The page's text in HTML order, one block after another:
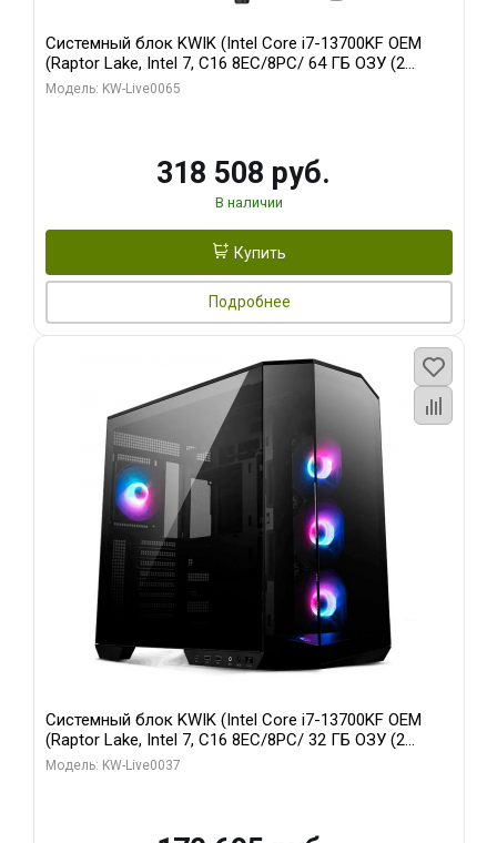
Системный блок KWIK (Intel Core i7-13700KF OEM
(Raptor Lake, Intel 7, C16 8EC/8PC/ 64 ГБ ОЗУ (2
модуля)/ ASUS RTX5080 PROART OC 16GB GDDR7
Модель: KW-Live0065
318 508 руб.
В наличии
Купить
Подробнее
Системный блок KWIK (Intel Core i7-13700KF OEM
(Raptor Lake, Intel 7, C16 8EC/8PC/ 32 ГБ ОЗУ (2
модуля)/ Gigabyte RTX5070 AERO OC 12GB GDDR7
Модель: KW-Live0037